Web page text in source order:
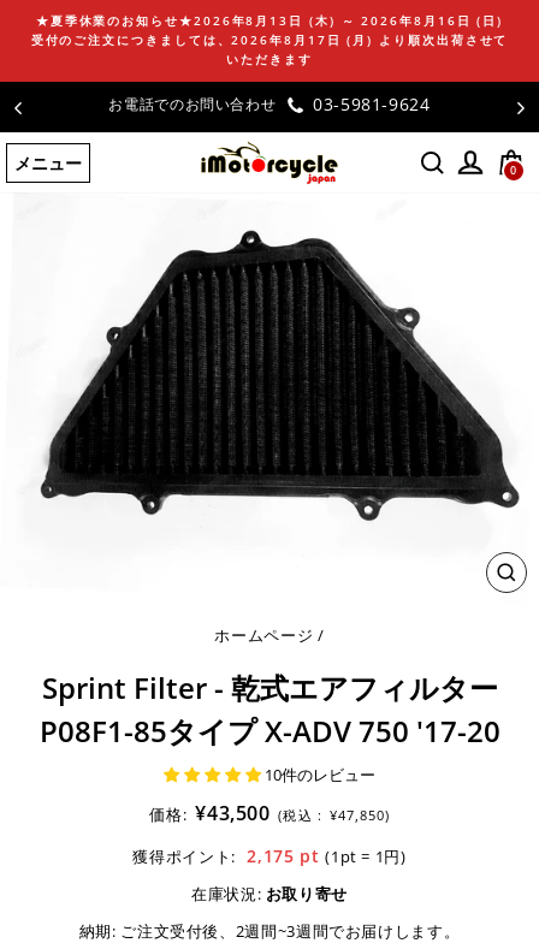
ン
ツ
に
ス
キ
★夏季休業のお知らせ★2026年8月13日 (木) ～ 2026年8月16日 (日)
受付のご注文につきましては、2026年8月17日 (月) より順次出荷させて
いただきます
お電話でのお問い合わせ 03-5981-9624
メニュー 0
閉
ホームページ /
Sprint Filter - 乾式エアフィルター
P08F1-85タイプ X-ADV 750 '17-20
10件のレビュー
価格: ¥43,500 (税込 : ¥47,850)
獲得ポイント: 2,175 pt(1pt = 1円)
在庫状況: お取り寄せ
納期: ご注文受付後、2週間~3週間でお届けします。